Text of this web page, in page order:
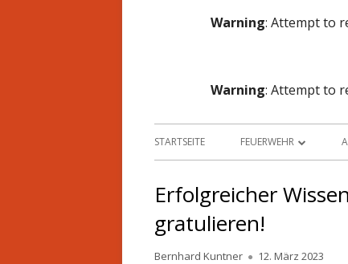
Warning: Attempt to
Warning: Attempt to
STARTSEITE FEUERWEHR
Erfolgreicher
gratulieren!
Autor
Bernhard Kuntner
Veröffentlicht
12. März 2023